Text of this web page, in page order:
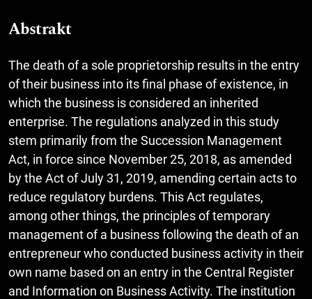
Abstrakt
The death of a sole proprietorship results in the entry
of their business into its final phase of existence, in
which the business is considered an inherited
enterprise. The regulations analyzed in this study
stem primarily from the Succession Management
Act, in force since November 25, 2018, as amended
by the Act of July 31, 2019, amending certain acts to
reduce regulatory burdens. This Act regulates,
among other things, the principles of temporary
management of a business following the death of an
entrepreneur who conducted business activity in their
own name based on an entry in the Central Register
and Information on Business Activity. The institution